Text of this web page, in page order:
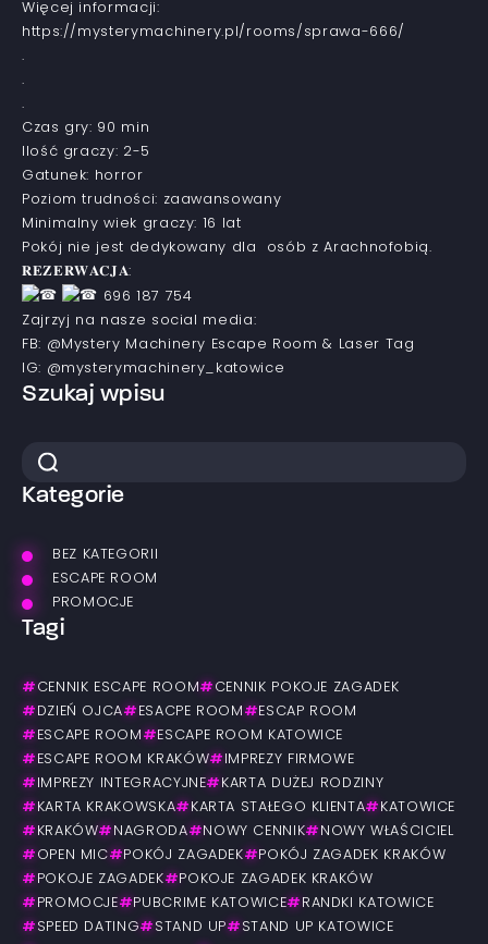
Więcej informacji:
https://mysterymachinery.pl/rooms/sprawa-666/
.
.
.
Czas gry: 90 min
Ilość graczy: 2-5
Gatunek: horror
Poziom trudności: zaawansowany
Minimalny wiek graczy: 16 lat
Pokój nie jest dedykowany dla osób z Arachnofobią.
𝐑𝐄𝐙𝐄𝐑𝐖𝐀𝐂𝐉𝐀:
696 187 754
Zajrzyj na nasze social media:
FB: @Mystery Machinery Escape Room & Laser Tag
IG: @mysterymachinery_katowice
Szukaj wpisu
Kategorie
BEZ KATEGORII
ESCAPE ROOM
PROMOCJE
Tagi
# CENNIK ESCAPE ROOM # CENNIK POKOJE ZAGADEK
# DZIEŃ OJCA# ESACPE ROOM # ESCAP ROOM
# ESCAPE ROOM # ESCAPE ROOM KATOWICE
# ESCAPE ROOM KRAKÓW# IMPREZY FIRMOWE
# IMPREZY INTEGRACYJNE# KARTA DUŻEJ RODZINY
# KARTA KRAKOWSKA# KARTA STAŁEGO KLIENTA# KATOWICE
# KRAKÓW# NAGRODA# NOWY CENNIK# NOWY WŁAŚCICIEL
# OPEN MIC# POKÓJ ZAGADEK# POKÓJ ZAGADEK KRAKÓW
# POKOJE ZAGADEK# POKOJE ZAGADEK KRAKÓW
# PROMOCJE# PUBCRIME KATOWICE# RANDKI KATOWICE
# SPEED DATING# STAND UP# STAND UP KATOWICE